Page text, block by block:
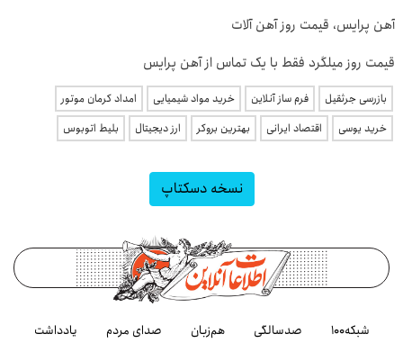
آهن پرایس، قیمت روز آهن آلات
قیمت روز میلگرد فقط با یک تماس از آهن پرایس
بازرسی جرثقیل فرم ساز آنلاین خرید مواد شیمیایی
امداد کرمان موتور
خرید یوسی
اقتصاد ایرانی بهترین بروکر ارز دیجیتال بلیط اتوبوس
نسخه دسکتاپ
شبکه۱۰۰ صدسالگی هم‌زبان صدای مردم یادداشت